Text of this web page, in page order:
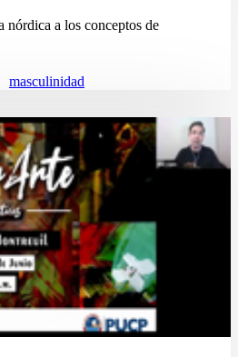
nórdica a los conceptos de
masculinidad